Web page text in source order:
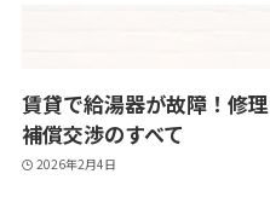
賃貸で給湯器が故障！修
補償交渉のすべて
2026年2月4日